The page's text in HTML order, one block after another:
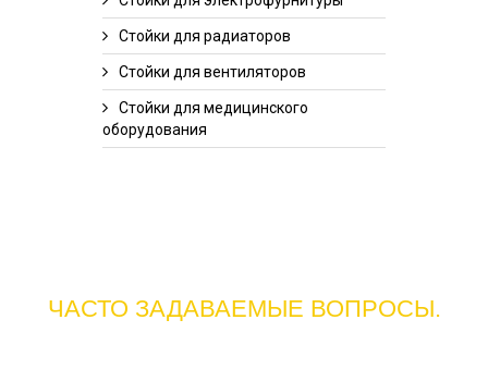
Стойки для радиаторов
Стойки для вентиляторов
Стойки для медицинского
оборудования
ЧАСТО ЗАДАВАЕМЫЕ ВОПРОСЫ.